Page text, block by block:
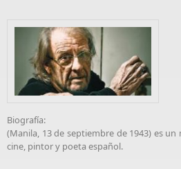
Biografía:
(Manila, 13 de septiembre de 1943) es
cine, pintor y poeta español.